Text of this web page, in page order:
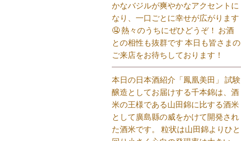
かなバジルが爽やかなアクセントに
なり、一口ごとに幸せが広がります
🤤 熱々のうちにぜひどうぞ！ お酒
との相性も抜群です 本日も皆さまの
ご来店をお待ちしております！⁡
本日の日本酒紹介「鳳凰美田」 試験
醸造としてお届けする千本錦は、酒
米の王様である山田錦に比する酒米
として廣島縣の威をかけて開発され
た酒米です。 粒状は山田錦よりひと